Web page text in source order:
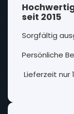
seit 2015
Sorgfältig
Persönliche
Lieferzeit nur